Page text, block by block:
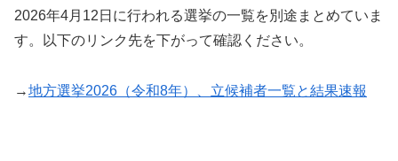
2026年4月12日に行われる選挙の一覧を別途まとめていま
す。以下のリンク先を下がって確認ください。
→地方選挙2026（令和8年）、立候補者一覧と結果速報